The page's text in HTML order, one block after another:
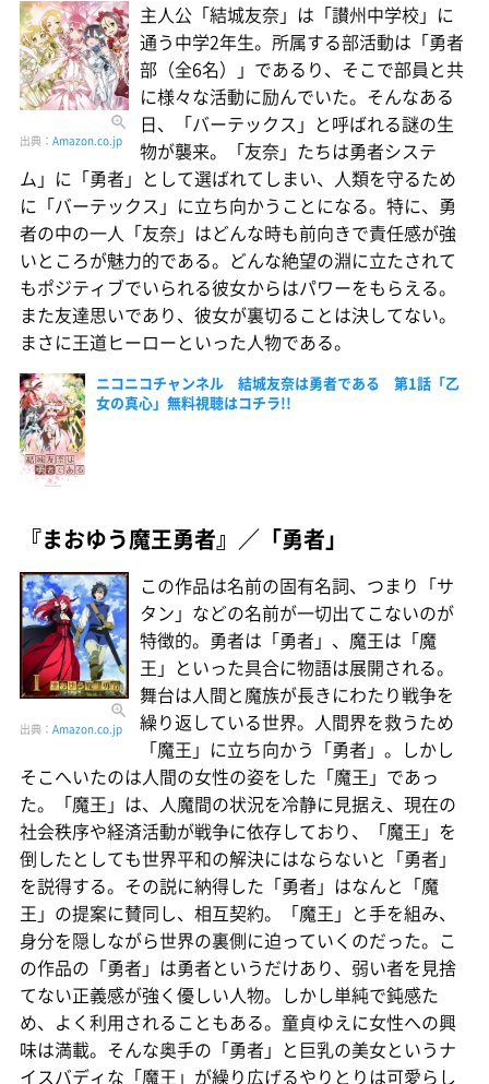
出典： Amazon.co.jp
主人公「結城友奈」は「讃州中学校」に
通う中学2年生。所属する部活動は「勇者
部（全6名）」であるり、そこで部員と共
に様々な活動に励んでいた。そんなある
日、「バーテックス」と呼ばれる謎の生
物が襲来。「友奈」たちは勇者システ
ム」に「勇者」として選ばれてしまい、人類を守るため
に「バーテックス」に立ち向かうことになる。特に、勇
者の中の一人「友奈」はどんな時も前向きで責任感が強
いところが魅力的である。どんな絶望の淵に立たされて
もポジティブでいられる彼女からはパワーをもらえる。
また友達思いであり、彼女が裏切ることは決してない。
まさに王道ヒーローといった人物である。
ニコニコチャンネル 結城友奈は勇者である 第1話「乙
女の真心」無料視聴はコチラ!!
『まおゆう魔王勇者』／「勇者」
出典： Amazon.co.jp
この作品は名前の固有名詞、つまり「サ
タン」などの名前が一切出てこないのが
特徴的。勇者は「勇者」、魔王は「魔
王」といった具合に物語は展開される。
舞台は人間と魔族が長きにわたり戦争を
繰り返している世界。人間界を救うため
「魔王」に立ち向かう「勇者」。しかし
そこへいたのは人間の女性の姿をした「魔王」であっ
た。「魔王」は、人魔間の状況を冷静に見据え、現在の
社会秩序や経済活動が戦争に依存しており、「魔王」を
倒したとしても世界平和の解決にはならないと「勇者」
を説得する。その説に納得した「勇者」はなんと「魔
王」の提案に賛同し、相互契約。「魔王」と手を組み、
身分を隠しながら世界の裏側に迫っていくのだった。こ
の作品の「勇者」は勇者というだけあり、弱い者を見捨
てない正義感が強く優しい人物。しかし単純で鈍感た
め、よく利用されることもある。童貞ゆえに女性への興
味は満載。そんな奥手の「勇者」と巨乳の美女というナ
イスバディな「魔王」が繰り広げるやりとりは可愛らし